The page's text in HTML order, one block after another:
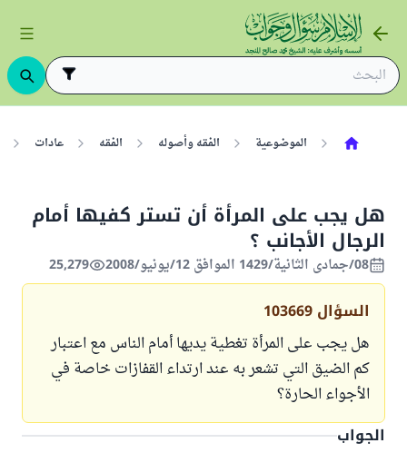
الموضوعية الفقه وأصوله الفقه عادات
هل يجب على المرأة أن تستر كفيها أمام
الرجال الأجانب ؟
08/جمادى الثانية/1429 الموافق 12/يونيو/2008 25,279
السؤال 103669
هل يجب على المرأة تغطية يديها أمام الناس مع اعتبار
كم الضيق التي تشعر به عند ارتداء القفازات خاصة في
الأجواء الحارة؟
الجواب